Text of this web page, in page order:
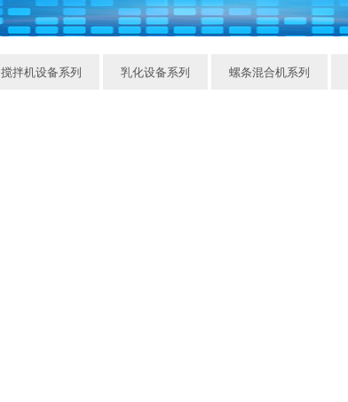
搅拌机设备系列 乳化设备系列 螺条混合机系列